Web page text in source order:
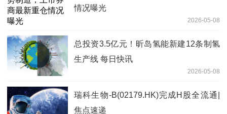
情况曝光
2026-05-08
总投资3.5亿元！昕岛氢能新建12条制氢
生产线 每日快讯
2026-05-08
瑞科生物-B(02179.HK)完成H股全流通|
焦点速递